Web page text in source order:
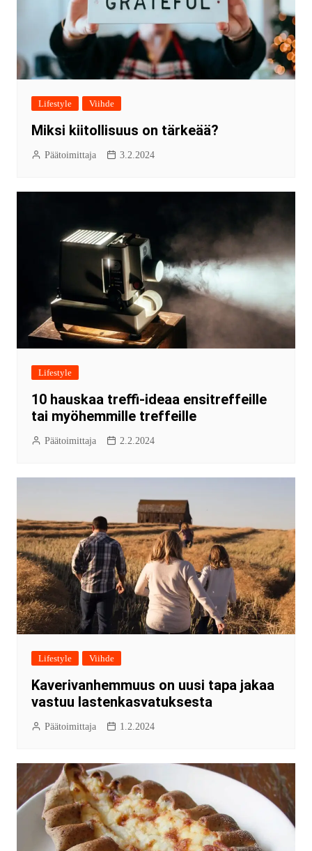
Lifestyle Viihde
Miksi kiitollisuus on tärkeää?
Päätoimittaja 3.2.2024
Lifestyle
10 hauskaa treffi-ideaa ensitreffeille
tai myöhemmille treffeille
Päätoimittaja 2.2.2024
Lifestyle Viihde
Kaverivanhemmuus on uusi tapa jakaa
vastuu lastenkasvatuksesta
Päätoimittaja 1.2.2024